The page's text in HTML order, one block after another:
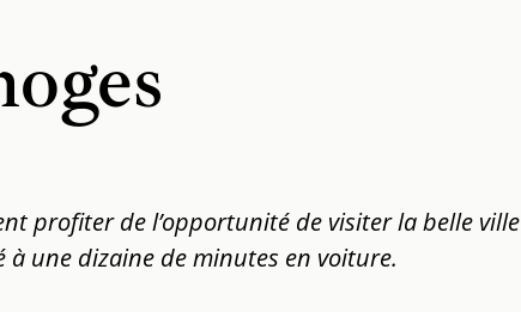
profiter de l’opportunité de visiter la belle ville
à une dizaine de minutes en voiture.